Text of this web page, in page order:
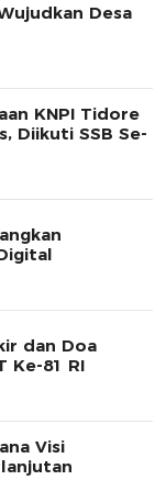
Desa
KNPI Tidore
Diikuti SSB Se-
dan Doa
Ke-81 RI
Visi